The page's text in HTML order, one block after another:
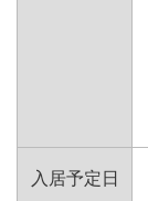
入居予定日